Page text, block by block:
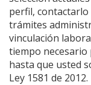
perfil,
trámites
vinculación
tiempo necesario
hasta que usted
Ley 1581 de 2012.